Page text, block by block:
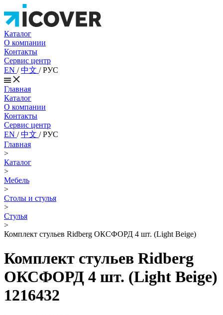
Каталог
О компании
Контакты
Сервис центр
EN /中文 /РУС
Главная
Каталог
О компании
Контакты
Сервис центр
EN /中文 /РУС
Главная
>
Каталог
>
Мебель
>
Столы и стулья
>
Стулья
>
Комплект стульев Ridberg ОКСФОРД 4 шт. (Light Beige)
Комплект стульев Ridberg
ОКСФОРД 4 шт. (Light Beige)
1216432